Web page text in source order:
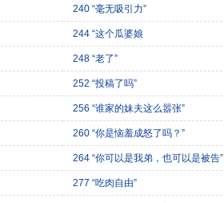
240 “毫无吸引力”
244 “这个瓜婆娘
248 “老了”
252 “投稿了吗”
256 “谁家的妹夫这么嚣张”
260 “你是恼羞成怒了吗？”
264 “你可以是我弟，也可以是被告”
277 “吃肉自由”